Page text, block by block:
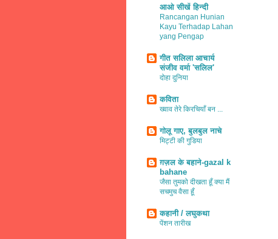
आओ सीखें हिन्दी
Rancangan Hunian
Kayu Terhadap Lahan
yang Pengap
गीत सलिला आचार्य
संजीव वर्मा 'सलिल'
दोहा दुनिया
कविता
ख्वाव तेरे किरचियाँ बन ...
गोलू गाए, बुलबुल नाचे
मिट्टी की गुडिया
ग़ज़ल के बहाने-gazal k
bahane
जैसा तुमको दीखता हूँ क्या मैं
सचमुच वैसा हूँ
कहानी / लघुकथा
पेंशन तारीख